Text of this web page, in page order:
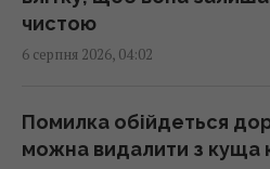
4 дати народження
01:01 четвер, 06 серпня 2026
чистою
6 серпня 2026, 04:02
Помилка обійдеться
можна видалити з куща